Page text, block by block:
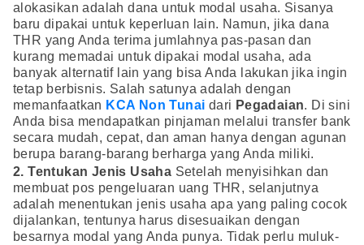
alokasikan adalah dana untuk modal usaha. Sisanya
baru dipakai untuk keperluan lain. Namun, jika dana
THR yang Anda terima jumlahnya pas-pasan dan
kurang memadai untuk dipakai modal usaha, ada
banyak alternatif lain yang bisa Anda lakukan jika ingin
tetap berbisnis. Salah satunya adalah dengan
memanfaatkan KCA Non Tunai dari Pegadaian. Di sini
Anda bisa mendapatkan pinjaman melalui transfer bank
secara mudah, cepat, dan aman hanya dengan agunan
berupa barang-barang berharga yang Anda miliki.
2. Tentukan Jenis Usaha Setelah menyisihkan dan
membuat pos pengeluaran uang THR, selanjutnya
adalah menentukan jenis usaha apa yang paling cocok
dijalankan, tentunya harus disesuaikan dengan
besarnya modal yang Anda punya. Tidak perlu muluk-